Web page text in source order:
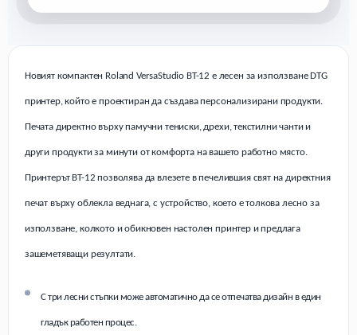
Новият компактен Roland VersaStudio BT-12 eлесен за използване DTG
принтер, който е проектиран да създава персонализирани продукти.
Печата директно върху памучни тениски, дрехи, текстилни чанти и
други продукти за минути от комфорта на вашето работно място.
Принтерът BT-12 позволява да влезете в печелившия свят на директния
печат върху облекла веднага, с устройство, което е толкова лесно за
използване, колкото и обикновен настолен принтер и предлага
зашеметяващи резултати.
С три лесни стъпки може автоматично да се отпечатва дизайн в един
гладък работен процес.